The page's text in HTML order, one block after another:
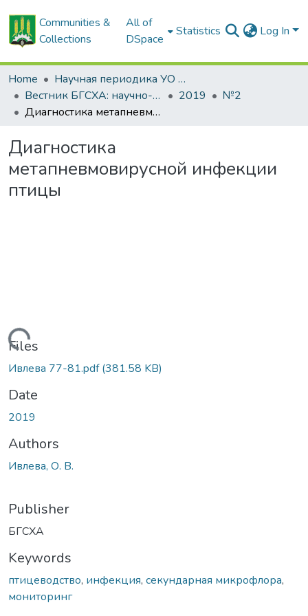
Communities &
Collections
All of
DSpace
Statistics Log In
Home
Научная периодика УО БГСХА
Вестник БГСХА: научно-методический журнал Белорусской государственной сельскохозяйственной академии
2019
№2
Диагностика метапневмовирусной инфекции птицы
Диагностика
метапневмовирусной инфекции
птицы
Loading...
Files
Ивлева 77-81.pdf(381.58 KB)
Date
2019
Authors
Ивлева, О. В.
Publisher
БГСХА
Keywords
птицеводство, инфекция, секундарная микрофлора,
мониторинг